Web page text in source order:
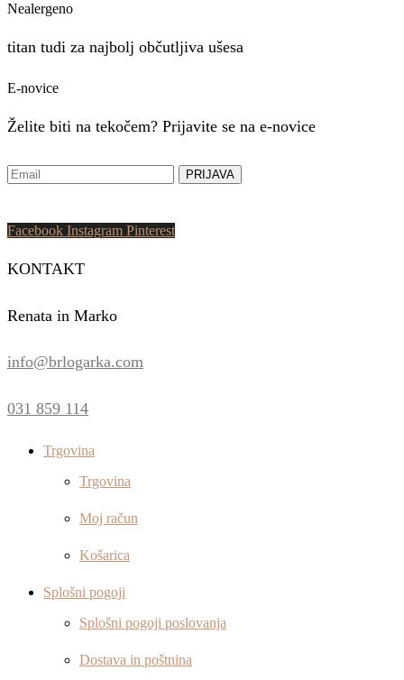
Nealergeno
titan tudi za najbolj občutljiva ušesa
E-novice
Želite biti na tekočem? Prijavite se na e-novice
Facebook Instagram Pinterest
KONTAKT
Renata in Marko
info@brlogarka.com
031 859 114
Trgovina
Trgovina
Moj račun
Košarica
Splošni pogoji
Splošni pogoji poslovanja
Dostava in poštnina